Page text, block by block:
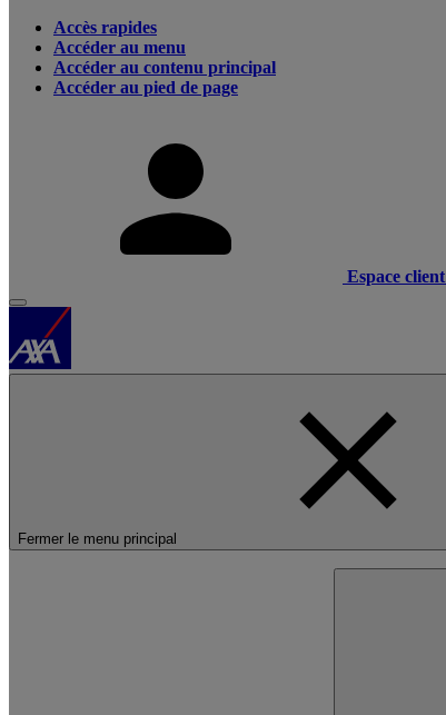
Accès rapides
Accéder au menu
Accéder au contenu principal
Accéder au pied de page
Espace client
Fermer le menu principal